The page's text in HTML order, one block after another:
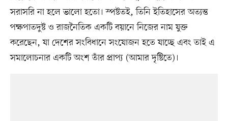
সরাসরি না হলে ভালো হতো। স্পষ্টতই, তিনি ইতিহাসের অত্যন্ত
পক্ষপাতদুষ্ট ও রাজনৈতিক একটি বয়ানে নিজের নাম যুক্ত
করেছেন, যা দেশের সংবিধানে সংযোজন হতে যাচ্ছে এবং তাই এ
সমালোচনার একটি অংশ তাঁর প্রাপ্য (আমার দৃষ্টিতে)।